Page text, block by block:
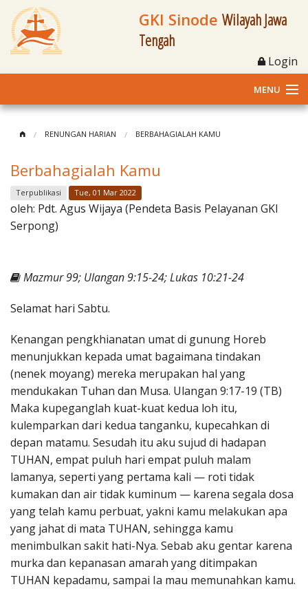
GKI Sinode Wilayah Jawa
Tengah
Login
MENU
Klasis dan Jemaat
Berita Kegiatan
Materi
RENUNGAN HARIAN BERBAHAGIALAH KAMU
Berbahagialah Kamu
Terpublikasi Tue, 01 Mar 2022
oleh: Pdt. Agus Wijaya (Pendeta Basis Pelayanan GKI
Serpong)
Mazmur 99; Ulangan 9:15-24; Lukas 10:21-24
Selamat hari Sabtu.
Kenangan pengkhianatan umat di gunung Horeb
menunjukkan kepada umat bagaimana tindakan
(nenek moyang) mereka merupakan hal yang
mendukakan Tuhan dan Musa. Ulangan 9:17-19 (TB)
Maka kupeganglah kuat-kuat kedua loh itu,
kulemparkan dari kedua tanganku, kupecahkan di
depan matamu. Sesudah itu aku sujud di hadapan
TUHAN, empat puluh hari empat puluh malam
lamanya, seperti yang pertama kali — roti tidak
kumakan dan air tidak kuminum — karena segala dosa
yang telah kamu perbuat, yakni kamu melakukan apa
yang jahat di mata TUHAN, sehingga kamu
menimbulkan sakit hati-Nya. Sebab aku gentar karena
murka dan kepanasan amarah yang ditimpakan
TUHAN kepadamu, sampai Ia mau memunahkan kamu.